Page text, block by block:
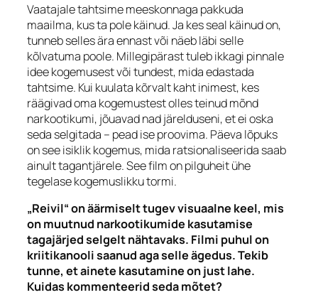
Vaatajale tahtsime meeskonnaga pakkuda
maailma, kus ta pole käinud. Ja kes seal käinud on,
tunneb selles ära ennast või näeb läbi selle
kõlvatuma poole. Millegipärast tuleb ikkagi pinnale
idee kogemusest või tundest, mida edastada
tahtsime. Kui kuulata kõrvalt kaht inimest, kes
räägivad oma kogemustest olles teinud mõnd
narkootikumi, jõuavad nad järelduseni, et ei oska
seda selgitada – pead ise proovima. Päeva lõpuks
on see isiklik kogemus, mida ratsionaliseerida saab
ainult tagantjärele. See film on pilguheit ühe
tegelase kogemuslikku tormi.
„Reivil“ on äärmiselt tugev visuaalne keel, mis
on muutnud narkootikumide kasutamise
tagajärjed selgelt nähtavaks. Filmi puhul on
kriitikanooli saanud aga selle ägedus. Tekib
tunne, et ainete kasutamine on just lahe.
Kuidas kommenteerid seda mõtet?